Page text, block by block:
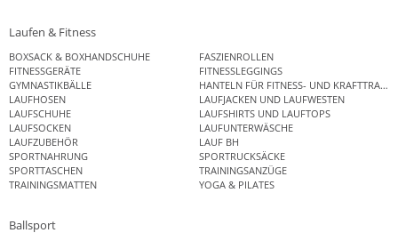
Laufen & Fitness
BOXSACK & BOXHANDSCHUHE
FASZIENROLLEN
FITNESSGERÄTE
FITNESSLEGGINGS
GYMNASTIKBÄLLE
HANTELN FÜR FITNESS- UND
LAUFHOSEN
LAUFJACKEN UND LAUFWESTEN
LAUFSCHUHE
LAUFSHIRTS UND LAUFTOPS
LAUFSOCKEN
LAUFUNTERWÄSCHE
LAUFZUBEHÖR
LAUF BH
SPORTNAHRUNG
SPORTRUCKSÄCKE
SPORTTASCHEN
TRAININGSANZÜGE
TRAININGSMATTEN
YOGA & PILATES
Ballsport